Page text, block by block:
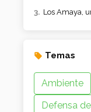
Los Amaya,
Temas
Ambiente
Defensa